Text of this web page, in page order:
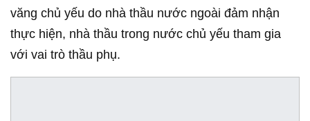
văng chủ yếu do nhà thầu nước ngoài đảm nhận
thực hiện, nhà thầu trong nước chủ yếu tham gia
với vai trò thầu phụ.